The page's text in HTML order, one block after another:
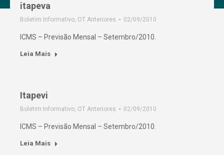
itapeva
Boletim Informativo, OT Anteriores 02/09/2010
ICMS – Previsão Mensal – Setembro/2010.
Leia Mais
Itapevi
Boletim Informativo, OT Anteriores 02/09/2010
ICMS – Previsão Mensal – Setembro/2010.
Leia Mais